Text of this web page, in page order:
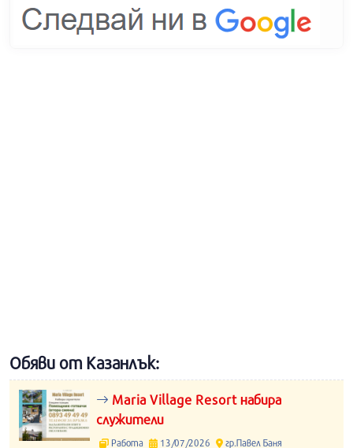
Обяви от Казанлък:
Maria Village Resort набира
служители
Работа 13/07/2026 гр.Павел Баня